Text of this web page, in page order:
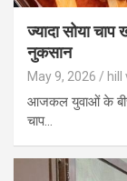
ज्यादा सोया
नुकसान
May 9, 2026 hill
आजकल युवाओं के
चाप…